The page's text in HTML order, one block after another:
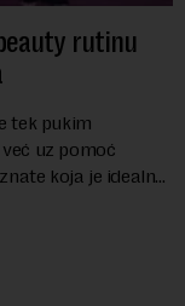
rutinu
tek pukim
uz pomoć
koja je idealna